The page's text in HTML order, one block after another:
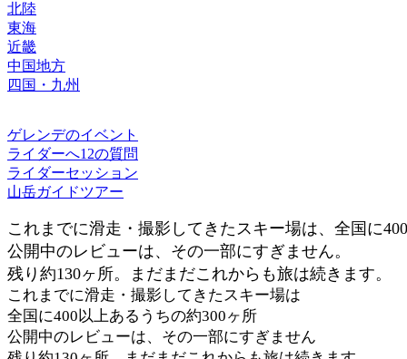
北陸
東海
近畿
中国地方
四国・九州
ゲレンデのイベント
ライダーへ12の質問
ライダーセッション
山岳ガイドツアー
これまでに滑走・撮影してきたスキー場は、全国に
公開中のレビューは、その一部にすぎません。
残り約130ヶ所。まだまだこれからも旅は続きます。
これまでに滑走・撮影してきたスキー場は
全国に400以上あるうちの約300ヶ所
公開中のレビューは、その一部にすぎません